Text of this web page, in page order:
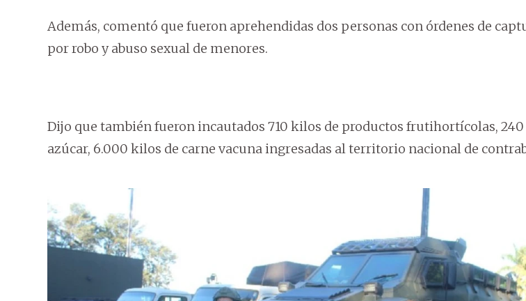
Además, comentó que fueron aprehendidas dos personas con órdenes de
por robo y abuso sexual de menores.
Dijo que también fueron incautados 710 kilos de productos frutihortícolas,
azúcar, 6.000 kilos de carne vacuna ingresadas al territorio nacional de